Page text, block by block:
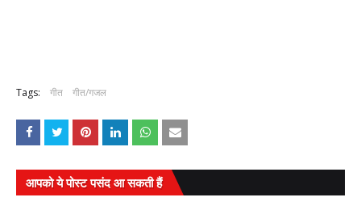
Tags: गीत गीत/गजल
आपको ये पोस्ट पसंद आ सकती हैं